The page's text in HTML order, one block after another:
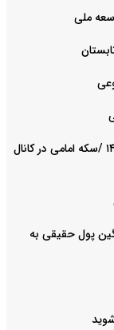
ملی
پیش ‌بینی قیمت دلار، طلا و سکه شنبه ۱۷ مرداد ۱۴۰۵ /سکه امامی در کانال
مرداد ۱۴۰۵/ ورود سنگین پول حقیقی به